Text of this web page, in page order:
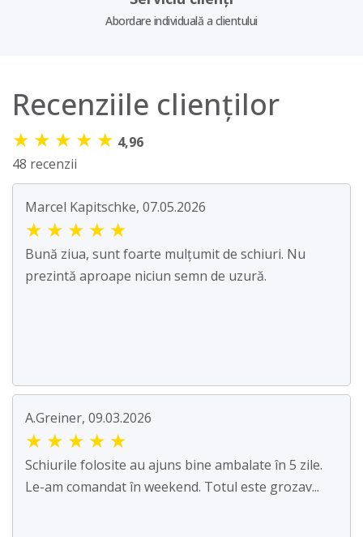
Abordare individuală a clientului
Recenziile clienților
★ ★ ★ ★ ★ 4,96
48 recenzii
Marcel Kapitschke, 07.05.2026
★ ★ ★ ★ ★
Bună ziua, sunt foarte mulțumit de schiuri. Nu
prezintă aproape niciun semn de uzură.
A.Greiner, 09.03.2026
★ ★ ★ ★ ★
Schiurile folosite au ajuns bine ambalate în 5 zile.
Le-am comandat în weekend. Totul este grozav...